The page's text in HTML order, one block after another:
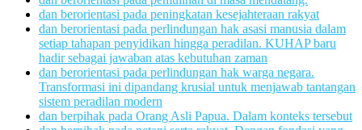
dan berorientasi pada peningkatan kesejahteraan rakyat
dan berorientasi pada perlindungan hak asasi manusia dalam
setiap tahapan penyidikan hingga peradilan. KUHAP baru
hadir sebagai jawaban atas kebutuhan zaman
dan berorientasi pada perlindungan hak warga negara.
Transformasi ini dipandang krusial untuk menjawab tantangan
sistem peradilan modern
dan berpihak pada Orang Asli Papua. Dalam konteks tersebut